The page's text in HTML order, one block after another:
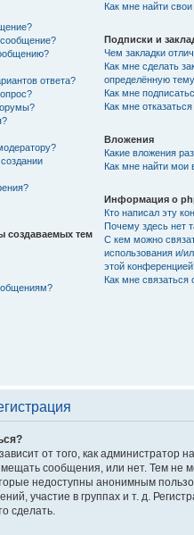
сообщение?
ответа?
создаваемых тем
Как мне найти
Подписки и
Чем закладки
Как мне сделать
определённую
Как мне
Как мне
Вложения
Какие вложения
Как мне найти мои
Информация о
Кто написал эту
Почему здесь нет
С кем можно
использования и/
этой
Как мне
от того, как
сообщения, или нет. Тем не
недоступны анонимным
участие в группах и т. д.
сделать.